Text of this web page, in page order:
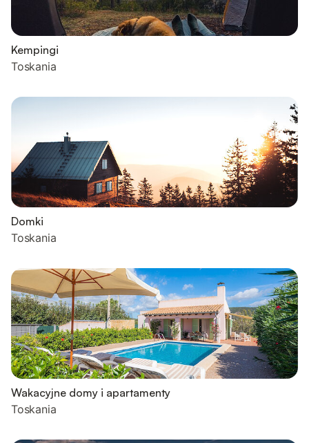
Kempingi
Toskania
Domki
Toskania
Wakacyjne domy i apartamenty
Toskania